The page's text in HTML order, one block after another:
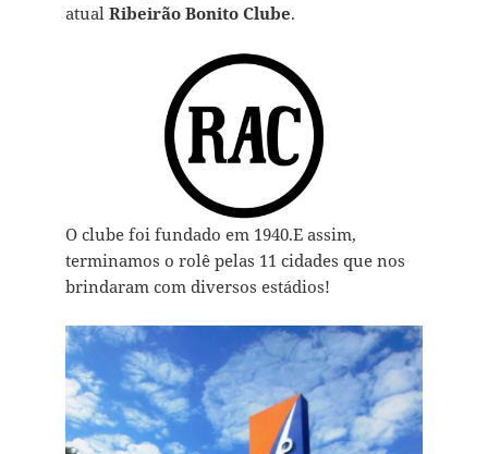
atual Ribeirão Bonito Clube.
O clube foi fundado em 1940.E assim,
terminamos o rolê pelas 11 cidades que nos
brindaram com diversos estádios!